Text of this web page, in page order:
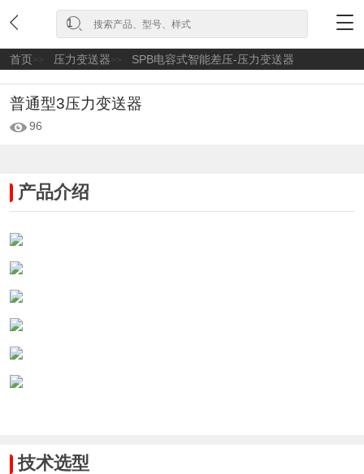
首页 >> 压力变送器 >> SPB电容式智能差压-压力变送器
普通型3压力变送器
96
产品介绍
技术选型